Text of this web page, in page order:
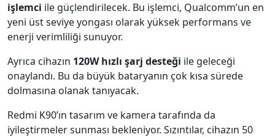
işlemci ile güçlendirilecek. Bu işlemci, Qualcomm’un en
yeni üst seviye yongası olarak yüksek performans ve
enerji verimliliği sunuyor.
Ayrıca cihazın 120W hızlı şarj desteği ile geleceği
onaylandı. Bu da büyük bataryanın çok kısa sürede
dolmasına olanak tanıyacak.
Redmi K90’ın tasarım ve kamera tarafında da
iyileştirmeler sunması bekleniyor. Sızıntılar, cihazın 50